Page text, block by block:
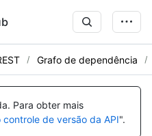
Grafo de dependência
Para obter mais
controle de versão da API".